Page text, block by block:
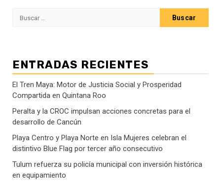
ENTRADAS RECIENTES
El Tren Maya: Motor de Justicia Social y Prosperidad
Compartida en Quintana Roo
Peralta y la CROC impulsan acciones concretas para el
desarrollo de Cancún
Playa Centro y Playa Norte en Isla Mujeres celebran el
distintivo Blue Flag por tercer año consecutivo
Tulum refuerza su policía municipal con inversión histórica
en equipamiento